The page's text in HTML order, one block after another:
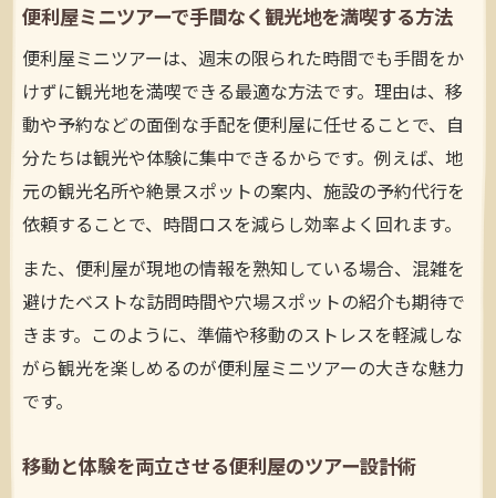
な理由
短時間で観光体験を深める便利屋ミニツア
ー企画
便利屋を活用して時短でも満足度の高い旅
へ
限られた時間で楽しむ便利屋発ミニツアー
観光と移動を両立した週末ミニツアー攻略
便利屋の工夫で観光と移動の時間を最大限
活用
移動も観光も叶える便利屋流ミニツアー攻
便利屋ミニツアーで手間なく観光地を満喫する方法
便利屋ミニツアーは、週末の限られた時間でも手間をか
けずに観光地を満喫できる最適な方法です。理由は、移
動や予約などの面倒な手配を便利屋に任せることで、自
分たちは観光や体験に集中できるからです。例えば、地
元の観光名所や絶景スポットの案内、施設の予約代行を
依頼することで、時間ロスを減らし効率よく回れます。
また、便利屋が現地の情報を熟知している場合、混雑を
避けたベストな訪問時間や穴場スポットの紹介も期待で
きます。このように、準備や移動のストレスを軽減しな
がら観光を楽しめるのが便利屋ミニツアーの大きな魅力
です。
移動と体験を両立させる便利屋のツアー設計術